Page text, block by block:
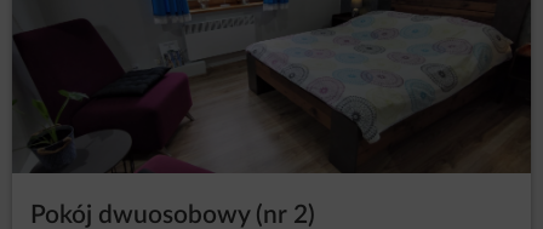
Pokój dwuosobowy (nr 2)